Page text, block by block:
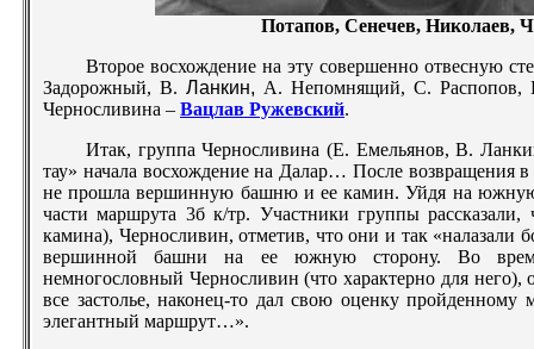
Потапов, Сенечев, Николаев,
Второе восхождение на эту совершенно отвесную
Задорожный, В. Ланкин, А. Непомнящий, С. Распопов,
Черносливина – Вацлав Ружевский.
Итак, группа Черносливина (Е. Емельянов, В.
тау» начала восхождение на Далар… После возвращения в
не прошла вершинную башню и ее камин. Уйдя на южную
части маршрута 3б к/тр. Участники группы
камина), Черносливин, отметив, что они и так «налазали
вершинной башни на ее южную сторону. Во время
немногословный Черносливин (что характерно для него),
все застолье, наконец-то дал свою оценку пройденному
элегантный маршрут…».